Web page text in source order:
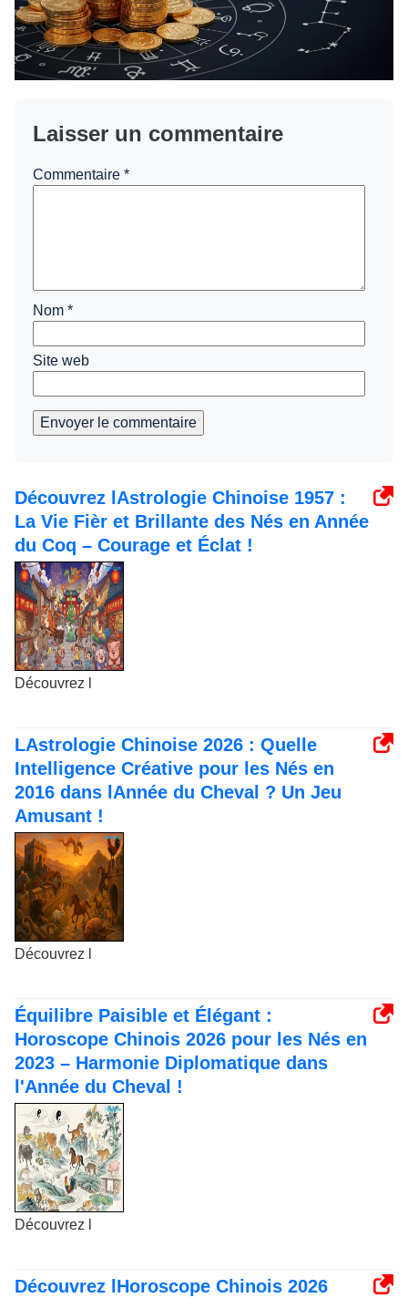
Laisser un commentaire
Commentaire *
Nom *
Site web
Envoyer le commentaire
Découvrez lAstrologie Chinoise 1957 :
La Vie Fièr et Brillante des Nés en Année
du Coq – Courage et Éclat !
Découvrez l
LAstrologie Chinoise 2026 : Quelle
Intelligence Créative pour les Nés en
2016 dans lAnnée du Cheval ? Un Jeu
Amusant !
Découvrez l
Équilibre Paisible et Élégant :
Horoscope Chinois 2026 pour les Nés en
2023 – Harmonie Diplomatique dans
l'Année du Cheval !
Découvrez l
Découvrez lHoroscope Chinois 2026